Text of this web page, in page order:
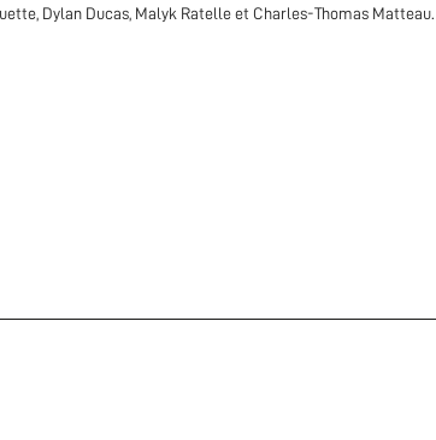
Dylan Ducas, Malyk Ratelle et Charles-Thomas Matteau.